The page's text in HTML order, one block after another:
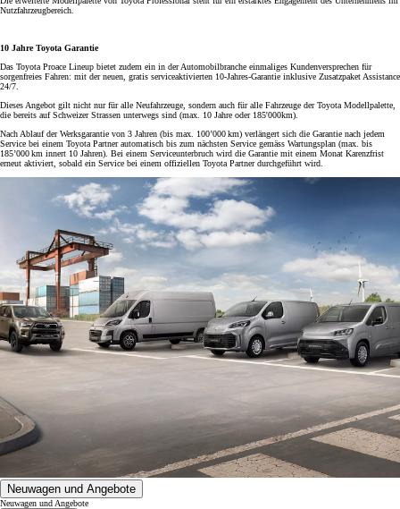
Nutzfahrzeugbereich.
10 Jahre Toyota Garantie
Das Toyota Proace Lineup bietet zudem ein in der Automobilbranche einmaliges Kundenversprechen für
sorgenfreies Fahren: mit der neuen, gratis serviceaktivierten 10-Jahres-Garantie inklusive Zusatzpaket Assistance
24/7.
Dieses Angebot gilt nicht nur für alle Neufahrzeuge, sondern auch für alle Fahrzeuge der Toyota Modellpalette,
die bereits auf Schweizer Strassen unterwegs sind (max. 10 Jahre oder 185'000km).
Nach Ablauf der Werksgarantie von 3 Jahren (bis max. 100’000 km) verlängert sich die Garantie nach jedem
Service bei einem Toyota Partner automatisch bis zum nächsten Service gemäss Wartungsplan (max. bis
185’000 km innert 10 Jahren). Bei einem Serviceunterbruch wird die Garantie mit einem Monat Karenzfrist
erneut aktiviert, sobald ein Service bei einem offiziellen Toyota Partner durchgeführt wird.
Neuwagen und Angebote
Neuwagen und Angebote